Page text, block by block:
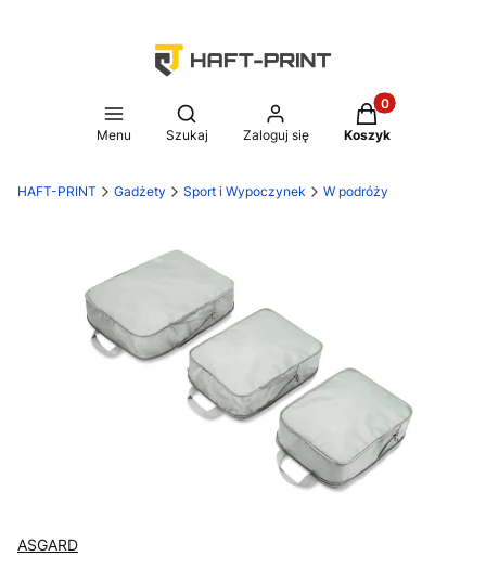
Menu
Otwórz wyszukiwarkę
Szukaj Zaloguj się
Produkty w
Koszyk
HAFT-PRINT Gadżety Sport i Wypoczynek W podróży
ASGARD